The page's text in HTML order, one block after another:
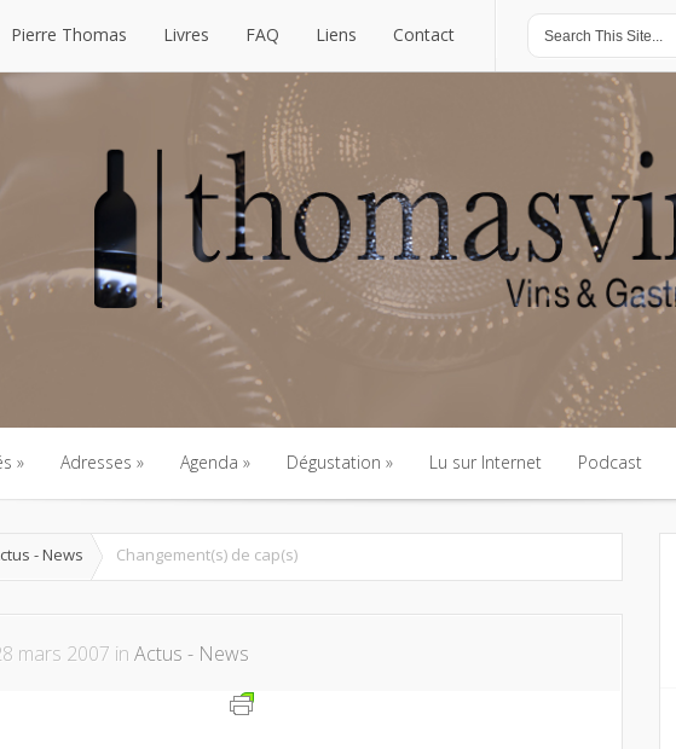
Pierre Thomas Livres FAQ Liens Contact
Adresses
Adresses
Agenda
Agenda
Dégustation
Dégustation
Lu sur Internet
Lu sur Internet
Podcast
Podcast
- News Changement(s) de cap(s)
mars 2007 in Actus - News